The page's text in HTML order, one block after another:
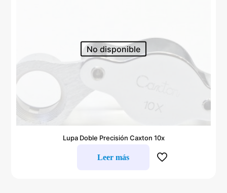
No disponible
Lupa Doble Precisión Caxton 10x
Leer más